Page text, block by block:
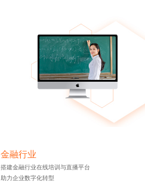
金融行业
搭建金融行业在线培训与直播平台
助力企业数字化转型